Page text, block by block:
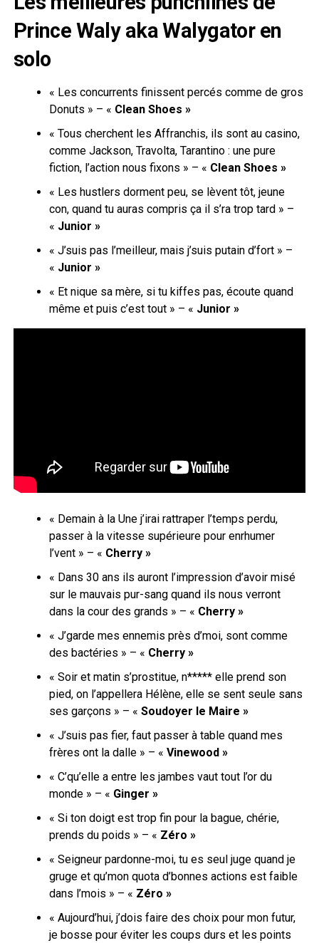
Prince Waly aka Walygator en
solo
« Les concurrents finissent percés comme de gros
Donuts » – « Clean Shoes »
« Tous cherchent les Affranchis, ils sont au casino,
comme Jackson, Travolta, Tarantino : une pure
fiction, l’action nous fixons » – « Clean Shoes »
« Les hustlers dorment peu, se lèvent tôt, jeune
con, quand tu auras compris ça il s’ra trop tard » –
« Junior »
« J’suis pas l’meilleur, mais j’suis putain d’fort » –
« Junior »
« Et nique sa mère, si tu kiffes pas, écoute quand
même et puis c’est tout » – « Junior »
« Demain à la Une j’irai rattraper l’temps perdu,
passer à la vitesse supérieure pour enrhumer
l’vent » – « Cherry »
« Dans 30 ans ils auront l’impression d’avoir misé
sur le mauvais pur-sang quand ils nous verront
dans la cour des grands » – « Cherry »
« J’garde mes ennemis près d’moi, sont comme
des bactéries » – « Cherry »
« Soir et matin s’prostitue, n***** elle prend son
pied, on l’appellera Hélène, elle se sent seule sans
ses garçons » – « Soudoyer le Maire »
« J’suis pas fier, faut passer à table quand mes
frères ont la dalle » – « Vinewood »
« C’qu’elle a entre les jambes vaut tout l’or du
monde» – « Ginger »
« Si ton doigt est trop fin pour la bague, chérie,
prends du poids » – « Zéro »
« Seigneur pardonne-moi, tu es seul juge quand je
gruge et qu’mon quota d’bonnes actions est faible
dans l’mois » – « Zéro »
« Aujourd’hui, j’dois faire des choix pour mon futur,
je bosse pour éviter les coups durs et les points